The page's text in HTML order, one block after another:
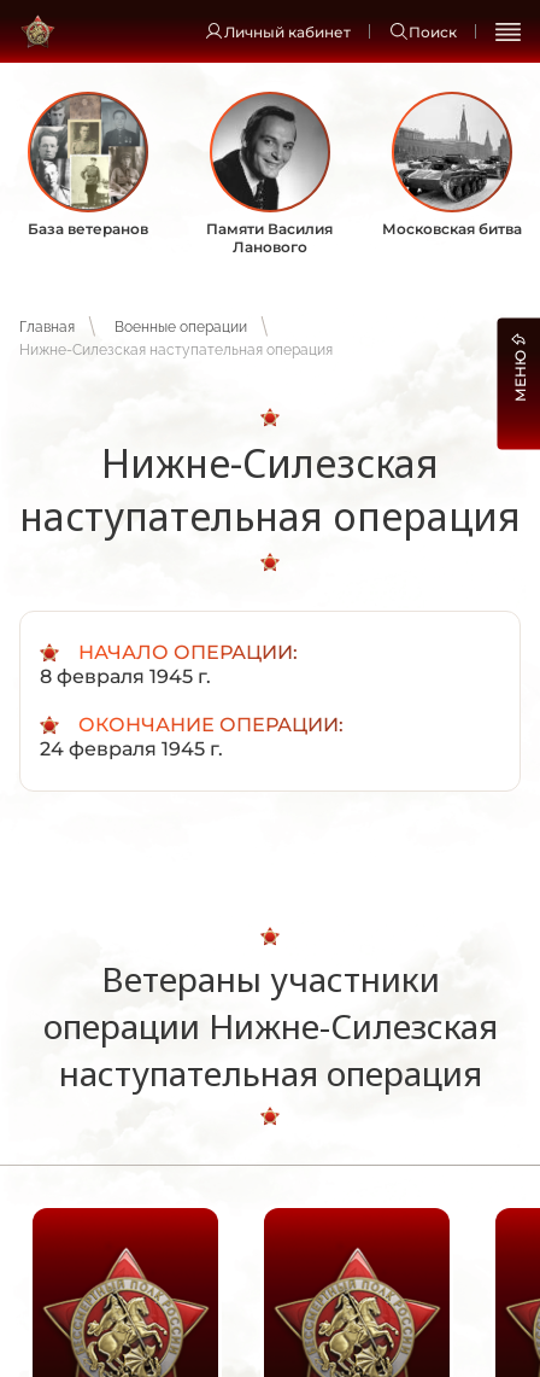
Личный кабинет Поиск
База ветеранов
Памяти Василия
Ланового
Московская битва
Главная
Военные операции
Нижне-Силезская наступательная операция
Нижне-Силезская
наступательная операция
НАЧАЛО ОПЕРАЦИИ:
8 февраля 1945 г.
ОКОНЧАНИЕ ОПЕРАЦИИ:
24 февраля 1945 г.
Ветераны участники
операции Нижне-Силезская
наступательная операция
МЕНЮ